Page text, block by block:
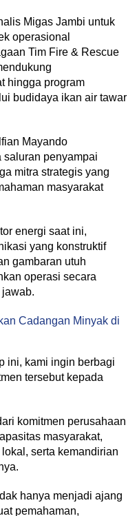
Migas Jambi untuk
operasional
Tim Fire & Rescue
hingga program
budidaya ikan air tawar
Mayando
saluran penyampai
mitra strategis yang
masyarakat
energi saat ini,
yang konstruktif
gambaran utuh
operasi secara
Cadangan Minyak di
ini, kami ingin berbagi
tersebut kepada
komitmen perusahaan
masyarakat,
serta kemandirian
hanya menjadi ajang
pemahaman,